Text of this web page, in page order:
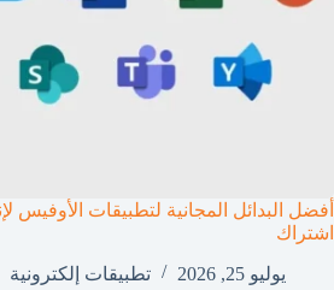
أفضل البدائل المجانية لتطبيقات الأوفيس
اشتراك
يوليو 25, 2026
تطبيقات إلكترونية